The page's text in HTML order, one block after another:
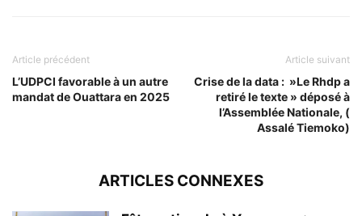
Article précédent
L’UDPCI favorable à un autre
mandat de Ouattara en 2025
Article suivant
Crise de la data : »Le Rhdp a
retiré le texte » déposé à
l’Assemblée Nationale, (
Assalé Tiemoko)
ARTICLES CONNEXES